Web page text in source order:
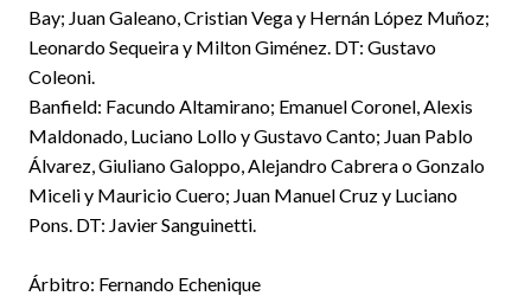
Bay; Juan Galeano, Cristian Vega y Hernán López Muñoz;
Leonardo Sequeira y Milton Giménez. DT: Gustavo
Coleoni.
Banfield: Facundo Altamirano; Emanuel Coronel, Alexis
Maldonado, Luciano Lollo y Gustavo Canto; Juan Pablo
Álvarez, Giuliano Galoppo, Alejandro Cabrera o Gonzalo
Miceli y Mauricio Cuero; Juan Manuel Cruz y Luciano
Pons. DT: Javier Sanguinetti.
Árbitro: Fernando Echenique